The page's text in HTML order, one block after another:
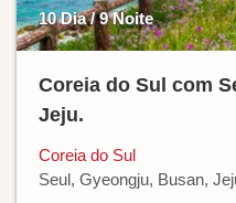
10 Dia / 9 Noite
Coreia do Sul com
Jeju.
Coreia do Sul
Seul, Gyeongju, Busan,